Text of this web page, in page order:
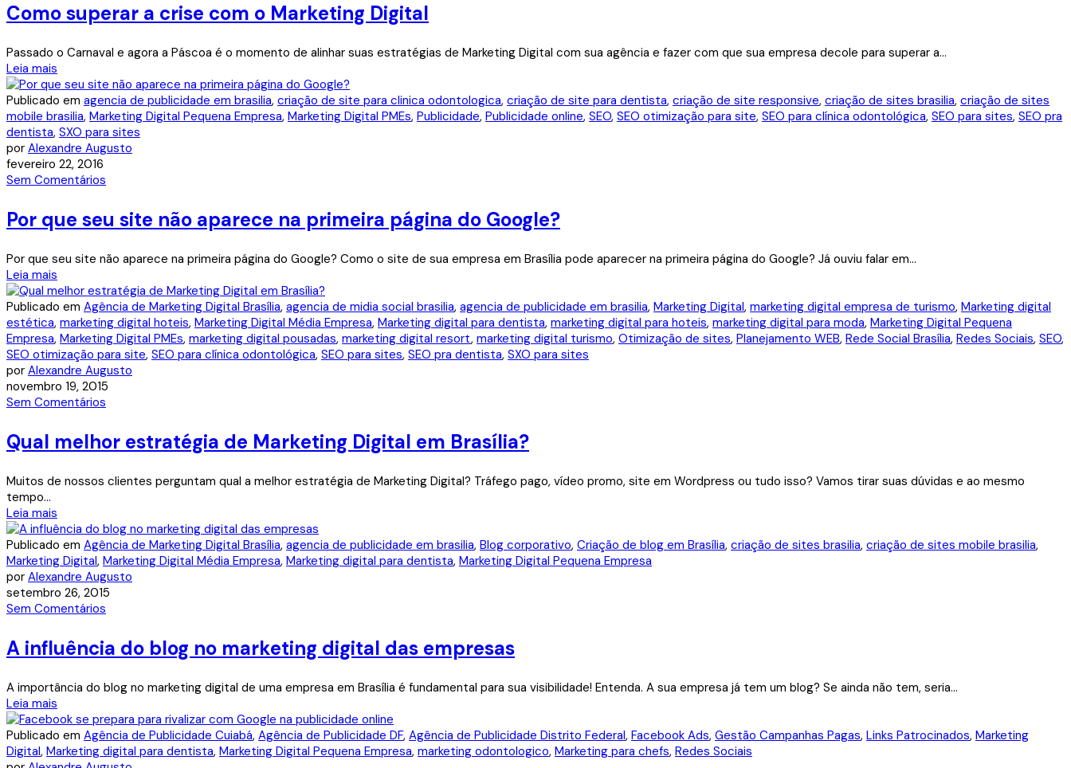
Como superar a crise com o Marketing Digital
Passado o Carnaval e agora a Páscoa é o momento de alinhar suas estratégias de Marketing Digital com sua agência e fazer com que sua empresa decole para superar a...
Leia mais
Publicado em agencia de publicidade em brasilia, criação de site para clinica odontologica, criação de site para dentista, criação de site responsive, criação de sites brasilia, criação de sites
mobile brasilia, Marketing Digital Pequena Empresa, Marketing Digital PMEs, Publicidade, Publicidade online, SEO, SEO otimização para site, SEO para clínica odontológica, SEO para sites, SEO pra
dentista, SXO para sites
por Alexandre Augusto
fevereiro 22, 2016
Sem Comentários
Por que seu site não aparece na primeira página do Google?
Por que seu site não aparece na primeira página do Google? Como o site de sua empresa em Brasília pode aparecer na primeira página do Google? Já ouviu falar em...
Leia mais
Publicado em Agência de Marketing Digital Brasília, agencia de midia social brasilia, agencia de publicidade em brasilia, Marketing Digital, marketing digital empresa de turismo, Marketing digital
estética, marketing digital hoteis, Marketing Digital Média Empresa, Marketing digital para dentista, marketing digital para hoteis, marketing digital para moda, Marketing Digital Pequena
Empresa, Marketing Digital PMEs, marketing digital pousadas, marketing digital resort, marketing digital turismo, Otimização de sites, Planejamento WEB, Rede Social Brasília, Redes Sociais, SEO,
SEO otimização para site, SEO para clínica odontológica, SEO para sites, SEO pra dentista, SXO para sites
por Alexandre Augusto
novembro 19, 2015
Sem Comentários
Qual melhor estratégia de Marketing Digital em Brasília?
Muitos de nossos clientes perguntam qual a melhor estratégia de Marketing Digital? Tráfego pago, vídeo promo, site em Wordpress ou tudo isso? Vamos tirar suas dúvidas e ao mesmo
tempo...
Leia mais
Publicado em Agência de Marketing Digital Brasília, agencia de publicidade em brasilia, Blog corporativo, Criação de blog em Brasília, criação de sites brasilia, criação de sites mobile brasilia,
Marketing Digital, Marketing Digital Média Empresa, Marketing digital para dentista, Marketing Digital Pequena Empresa
por Alexandre Augusto
setembro 26, 2015
Sem Comentários
A influência do blog no marketing digital das empresas
A importância do blog no marketing digital de uma empresa em Brasília é fundamental para sua visibilidade! Entenda. A sua empresa já tem um blog? Se ainda não tem, seria...
Leia mais
Publicado em Agência de Publicidade Cuiabá, Agência de Publicidade DF, Agência de Publicidade Distrito Federal, Facebook Ads, Gestão Campanhas Pagas, Links Patrocinados, Marketing
Digital, Marketing digital para dentista, Marketing Digital Pequena Empresa, marketing odontologico, Marketing para chefs, Redes Sociais